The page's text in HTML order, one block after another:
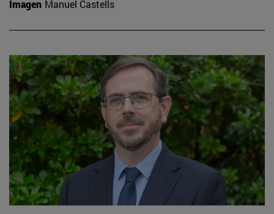
Imagen Manuel Castells